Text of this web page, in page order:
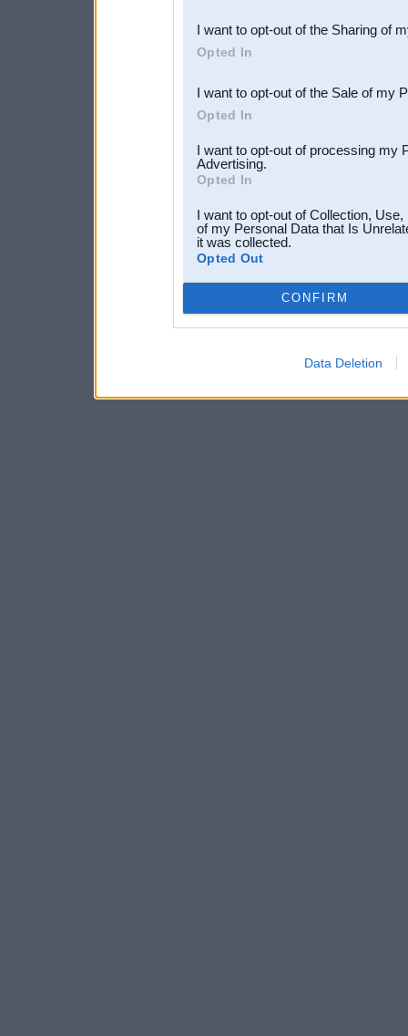
Downstream Participants
third parties.
I want to opt-out of the Sharing of
Opted In
I want to opt-out of the Sale of my
Opted In
I want to opt-out of processing my
Advertising.
Opted In
I want to opt-out of Collection,
of my Personal Data that Is
it was collected.
Opted Out
CONFIRM
Data Deletion